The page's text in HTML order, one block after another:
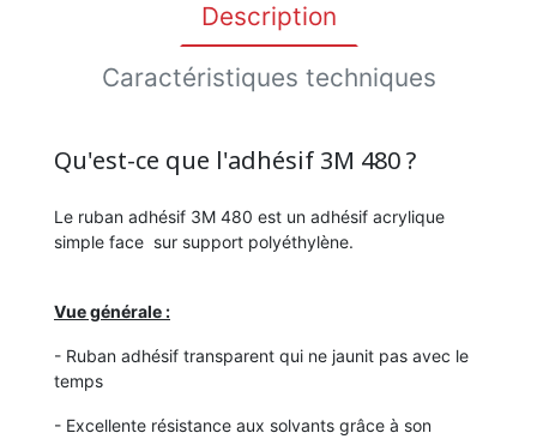
Description
Caractéristiques techniques
Qu'est-ce que l'adhésif 3M 480 ?
Le ruban adhésif 3M 480 est un adhésif acrylique
simple face sur support polyéthylène.
Vue générale :
- Ruban adhésif transparent qui ne jaunit pas avec le
temps
- Excellente résistance aux solvants grâce à son